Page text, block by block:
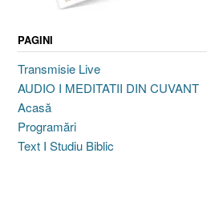
PAGINI
Transmisie Live
AUDIO I MEDITATII DIN CUVANT
Acasă
Programări
Text I Studiu Biblic